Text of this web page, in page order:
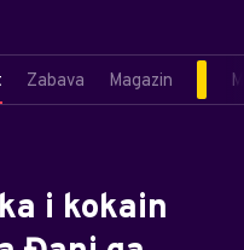
Zabava Magazin
i kokain